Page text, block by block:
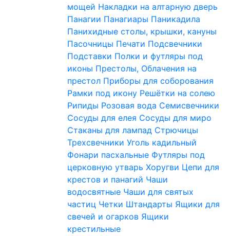
мощей Накладки на алтарную дверь
Панагии Панагиары Паникадила
Панихидные столы, крышки, кануны
Пасочницы Печати Подсвечники
Подставки Полки и футляры под
иконы Престолы, Облачения на
престол Приборы для соборования
Рамки под икону Решётки на солею
Рипиды Розовая вода Семисвечники
Сосуды для елея Сосуды для миро
Стаканы для лампад Стрючицы
Трехсвечники Уголь кадильный
Фонари пасхальные Футляры под
церковную утварь Хоругви Цепи для
крестов и панагий Чаши
водосвятные Чаши для святых
частиц Четки Штандарты Ящики для
свечей и огарков Ящики
крестильные